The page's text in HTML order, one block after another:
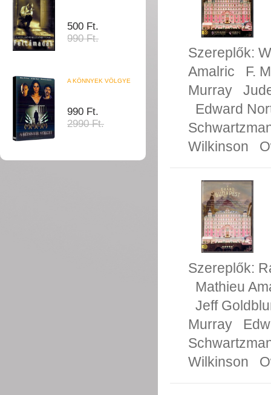
500 Ft.
990 Ft.
A KÖNNYEK VÖLGYE
990 Ft.
2990 Ft.
Szereplők:
Amalric
F.
Murray
Edward
Wilkinson
Szereplők:
Mathieu
Jeff
Murray
Wilkinson